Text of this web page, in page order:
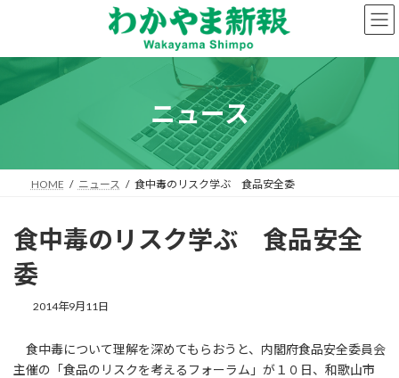
ン
へ
プ
ー
ョ
動
ニュース
HOME ニュース 食中毒のリスク学ぶ 食品安全委
食中毒のリスク学ぶ 食品安全
委
2014年9月11日
食中毒について理解を深めてもらおうと、内閣府食品安全委員会
主催の「食品のリスクを考えるフォーラム」が１０日、和歌山市